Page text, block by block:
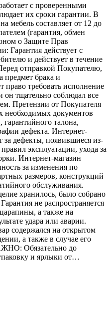
с проверенными
их сроки гарантии. В
мебель составляет от 12 до
(гарантия, обмен
о Защите Прав
Гарантия действует с
и действует в течение
отправкой Покупателю,
предмет брака и
право требовать исполнение
он тщательно соблюдал все
Претензии от Покупателя
необходимых документов
гарантийного талона,
дефекта. Интернет-
дефекты, появившиеся из-
эксплуатации, ухода за
Интернет-магазин
за изменения по
размеров, конструкций
обслуживания.
хранилось, было собрано
не распространяется
а также на
удара или аварии.
содержался на открытом
а также в случае его
Обязательно до
и ярлыки от…